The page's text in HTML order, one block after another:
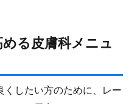
る皮膚科メニュ
くしたい方のために、レー